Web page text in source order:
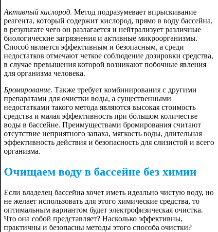
Активный кислород. Метод подразумевает впрыскивание
реагента, который содержит кислород, прямо в воду бассейна,
в результате чего он разлагается и нейтрализует различные
биологические загрязнения и активные микроорганизмы.
Способ является эффективным и безопасным, а среди
недостатков отмечают четкое соблюдение дозировки средства,
в случае превышения которой возникают побочные явления
для организма человека.
Бромирование. Также требует комбинирования с другими
препаратами для очистки воды, а существенными
недостатками такого метода являются высокая стоимость
средства и малая эффективность при большом количестве
воды в бассейне. Преимуществами бромирования считают
отсутствие неприятного запаха, мягкость воды, длительная
эффективность действия и безопасность для слизистой и всего
организма.
Очищаем воду в бассейне без химии
Если владелец бассейна хочет иметь идеально чистую воду, но
не желает использовать для этого химические средства, то
оптимальным вариантом будет электрофизическая очистка.
Что она собой представляет? Насколько эффективны,
практичны и безопасны методы этого способа очистки?